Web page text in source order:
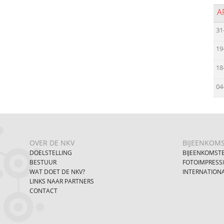
OVER DE NKV
DOELSTELLING
BESTUUR
WAT DOET DE NKV?
LINKS NAAR PARTNERS
CONTACT